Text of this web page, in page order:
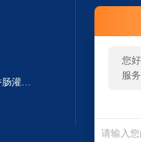
您
服
找
F-Line F222/F266德国进口颗粒香肠灌装机 灌肠设备